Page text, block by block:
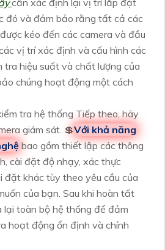
cần xác định lại vị trí lắp đặt
đó và đảm bảo rằng tất cả các
kéo đến các camera và đầu
vị trí xác định và cấu hình các
tra hiệu suất và chất lượng của
chúng hoạt động một cách
tra hệ thống Tiếp theo, hãy
giám sát. 💲Với khả năng
bao gồm thiết lập các thông
cài đặt độ nhạy, xác thực
đặt khác tùy theo yêu cầu của
của bạn. Sau khi hoàn tất
lại toàn bộ hệ thống để đảm
hoạt động ổn định và chính